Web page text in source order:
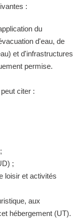
:
du
d'eau, de
et d'infrastructures
permise.
citer :
;
loisir et activités
aux
hébergement (UT).